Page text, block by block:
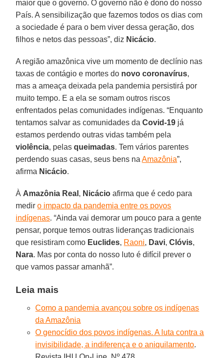
maior que o governo. O governo não é dono do nosso
País. A sensibilização que fazemos todos os dias com
a sociedade é para o bem viver dessa geração, dos
filhos e netos das pessoas”, diz Nicácio.
A região amazônica vive um momento de declínio nas
taxas de contágio e mortes do novo coronavírus,
mas a ameaça deixada pela pandemia persistirá por
muito tempo. E a ela se somam outros riscos
enfrentados pelas comunidades indígenas. “Enquanto
tentamos salvar as comunidades daCovid-19 já
estamos perdendo outras vidas também pela
violência, pelasqueimadas. Tem vários parentes
perdendo suas casas, seus bens naAmazônia”,
afirma Nicácio.
À Amazônia Real , Nicácio afirma que é cedo para
mediro impacto da pandemia entre os povos
indígenas. “Ainda vai demorar um pouco para a gente
pensar, porque temos outras lideranças tradicionais
que resistiram como Euclides, Raoni, Davi,Clóvis,
Nara. Mas por conta do nosso luto é difícil prever o
que vamos passar amanhã”.
Leia mais
Como a pandemia avançou sobre os indígenas
da Amazônia
O genocídio dos povos indígenas. A luta contra a
invisibilidade, a indiferença e o aniquilamento.